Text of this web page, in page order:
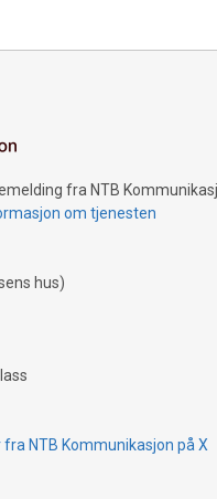
fra NTB
om tjenesten
hus)
NTB Kommunikasjon på X